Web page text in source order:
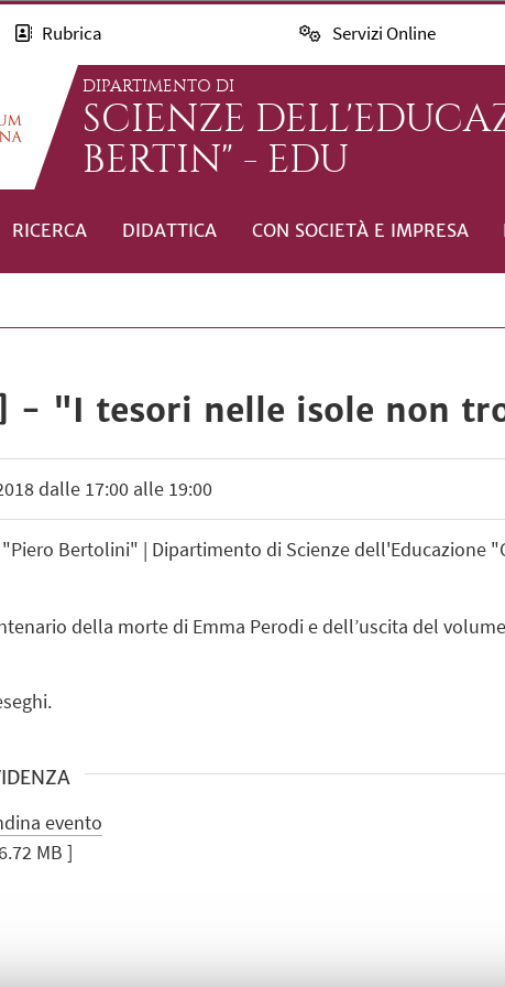
Rubrica Servizi Online
DIPARTIMENTO DI
SCIENZE
BERTIN" - EDU
RICERCA DIDATTICA CON SOCIETÀ E IMPRESA
- "I tesori nelle isole non
dalle 17:00 alle 19:00
Bertolini" | Dipartimento di Scienze dell'Educazione
della morte di Emma Perodi e dell’uscita del
evento
MB ]